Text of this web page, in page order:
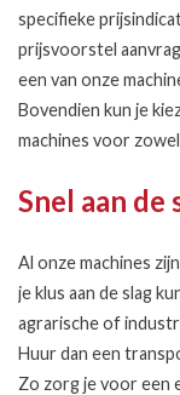
specifieke
prijsvoorstel
een van onze
Bovendien kun je
machines voor
Snel aan de
Al onze machines
je klus aan de slag
agrarische of
Huur dan een
Zo zorg je voor een